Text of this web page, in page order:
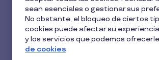
1 min de lectura 15 Junio 2026
lectura
Si quieres añadir nuevos
plataforma, debes de hacerlo
Ajustes > Miembros del equipo >
sean esenciales o gestionar sus
No obstante, el bloqueo de ciertos
cookies puede afectar su
y los servicios que podemos
de cookies